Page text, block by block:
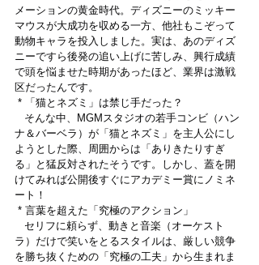
メーションの黄金時代。ディズニーのミッキー
マウスが大成功を収める一方、他社もこぞって
動物キャラを投入しました。実は、あのディズ
ニーですら後発の追い上げに苦しみ、興行成績
で頭を悩ませた時期があったほど、業界は激戦
区だったんです。
* 「猫とネズミ」は禁じ手だった？
そんな中、MGMスタジオの若手コンビ（ハン
ナ＆バーベラ）が「猫とネズミ」を主人公にし
ようとした際、周囲からは「ありきたりすぎ
る」と猛反対されたそうです。しかし、蓋を開
けてみれば公開後すぐにアカデミー賞にノミネ
ート！
* 言葉を超えた「究極のアクション」
セリフに頼らず、動きと音楽（オーケスト
ラ）だけで笑いをとるスタイルは、厳しい競争
を勝ち抜くための「究極の工夫」から生まれま